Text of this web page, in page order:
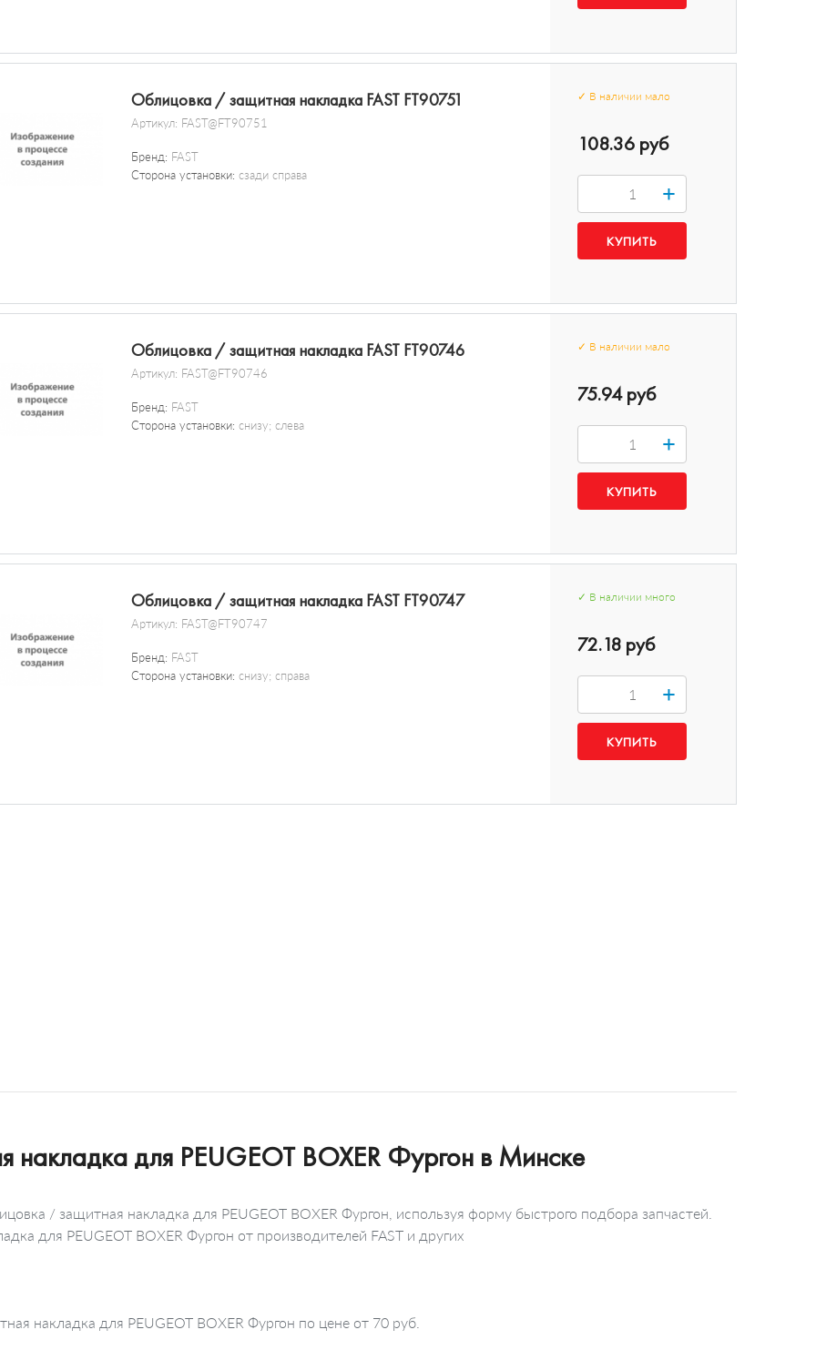
Облицовка / защитная накладка FAST FT90751
Артикул: FAST@FT90751
Бренд: FAST
Сторона установки: сзади справа
✓ В наличии мало
108.36 руб
+
Облицовка / защитная накладка FAST FT90746
Артикул: FAST@FT90746
Бренд: FAST
Сторона установки: снизу; слева
✓ В наличии мало
75.94 руб
+
Облицовка / защитная накладка FAST FT90747
Артикул: FAST@FT90747
Бренд: FAST
Сторона установки: снизу; справа
✓ В наличии много
72.18 руб
+
накладка для PEUGEOT BOXER Фургон в Минске
/ защитная накладка для PEUGEOT BOXER Фургон, используя форму быстрого подбора запчастей.
для PEUGEOT BOXER Фургон от производителей FAST и других
накладка для PEUGEOT BOXER Фургон по цене от 70 руб.